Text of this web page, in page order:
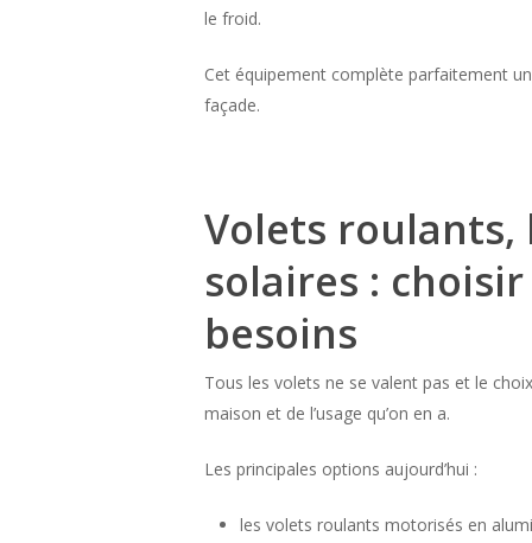
le froid.
Cet équipement complète parfaitement
façade.
Volets
solaires :
besoins
Tous les volets ne se valent pas et le
maison et de l’usage qu’on en a.
Les principales options aujourd’hui :
les volets roulants motorisés en